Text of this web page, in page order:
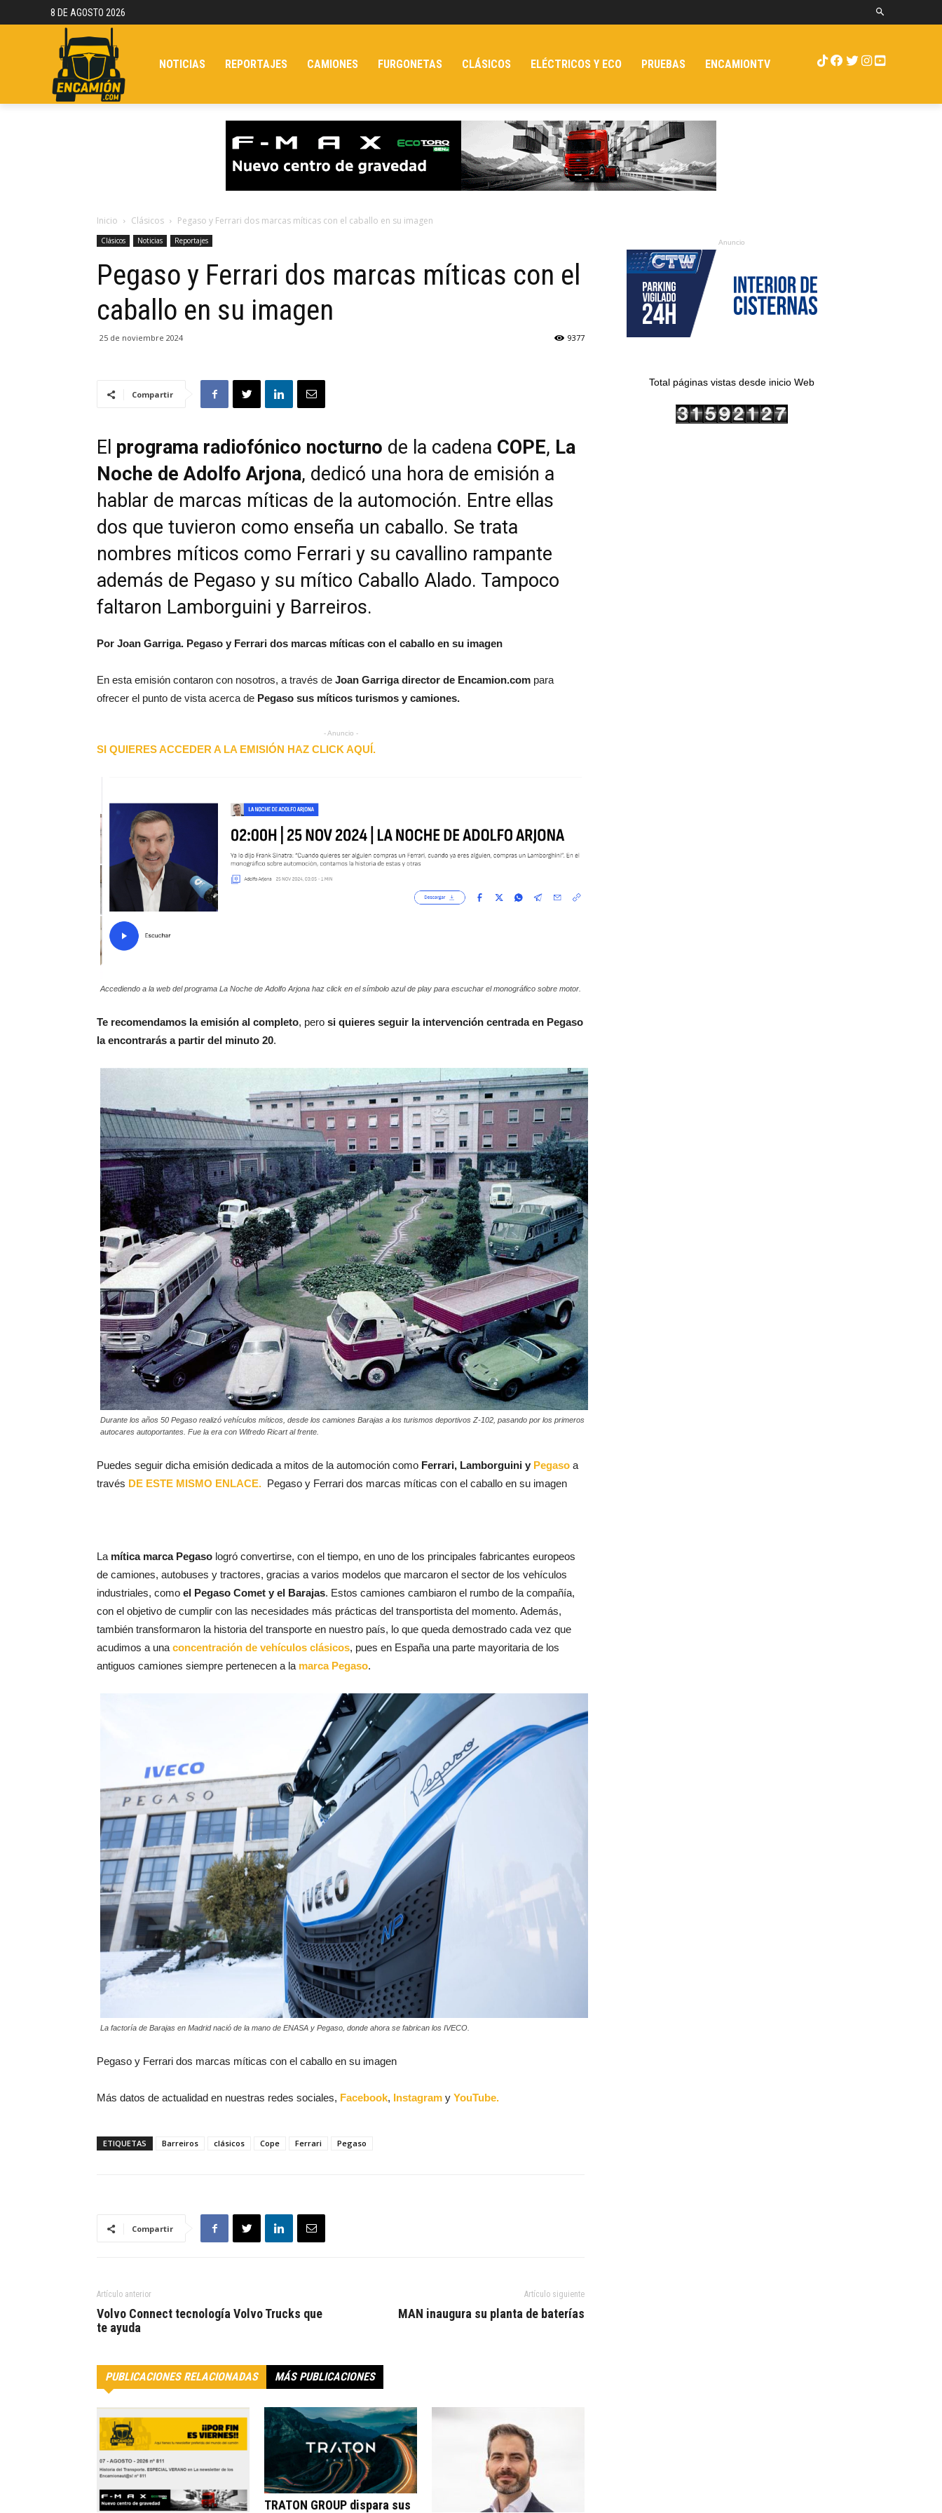
8 DE AGOSTO 2026
NOTICIAS REPORTAJES CAMIONES FURGONETAS CLÁSICOS ELÉCTRICOS Y ECO PRUEBAS ENCAMIONTV
Inicio Clásicos Pegaso y Ferrari dos marcas míticas con el caballo en su imagen
Clásicos Noticias Reportajes
Pegaso y Ferrari dos marcas míticas con el
caballo en su imagen
25 de noviembre 2024 9377
Compartir
El programa radiofónico nocturno de la cadena COPE, La
Noche de Adolfo Arjona, dedicó una hora de emisión a
hablar de marcas míticas de la automoción. Entre ellas
dos que tuvieron como enseña un caballo. Se trata
nombres míticos como Ferrari y su cavallino rampante
además de Pegaso y su mítico Caballo Alado. Tampoco
faltaron Lamborguini y Barreiros.
Por Joan Garriga. Pegaso y Ferrari dos marcas míticas con el caballo en su imagen
En esta emisión contaron con nosotros, a través de Joan Garriga director de Encamion.com para
ofrecer el punto de vista acerca de Pegaso sus míticos turismos y camiones.
- Anuncio -
SI QUIERES ACCEDER A LA EMISIÓN HAZ CLICK AQUÍ.
Accediendo a la web del programa La Noche de Adolfo Arjona haz click en el símbolo azul de play para escuchar el monográfico sobre motor.
Te recomendamos la emisión al completo, pero si quieres seguir la intervención centrada en Pegaso
la encontrarás a partir del minuto 20.
Durante los años 50 Pegaso realizó vehículos míticos, desde los camiones Barajas a los turismos deportivos Z-102, pasando por los primeros
autocares autoportantes. Fue la era con Wifredo Ricart al frente.
Puedes seguir dicha emisión dedicada a mitos de la automoción como Ferrari, Lamborguini y Pegaso a
través DE ESTE MISMO ENLACE. Pegaso y Ferrari dos marcas míticas con el caballo en su imagen
La mítica marca Pegaso logró convertirse, con el tiempo, en uno de los principales fabricantes europeos
de camiones, autobuses y tractores, gracias a varios modelos que marcaron el sector de los vehículos
industriales, como el Pegaso Comet y el Barajas. Estos camiones cambiaron el rumbo de la compañía,
con el objetivo de cumplir con las necesidades más prácticas del transportista del momento. Además,
también transformaron la historia del transporte en nuestro país, lo que queda demostrado cada vez que
acudimos a una concentración de vehículos clásicos, pues en España una parte mayoritaria de los
antiguos camiones siempre pertenecen a la marca Pegaso.
La factoría de Barajas en Madrid nació de la mano de ENASA y Pegaso, donde ahora se fabrican los IVECO.
Pegaso y Ferrari dos marcas míticas con el caballo en su imagen
Más datos de actualidad en nuestras redes sociales, Facebook, Instagram y YouTube.
ETIQUETAS Barreiros clásicos Cope Ferrari Pegaso
Compartir
Artículo anterior
Volvo Connect tecnología Volvo Trucks que
te ayuda
Artículo siguiente
MAN inaugura su planta de baterías
PUBLICACIONES RELACIONADAS MÁS PUBLICACIONES
TRATON GROUP dispara sus
Anuncio
Total páginas vistas desde inicio Web